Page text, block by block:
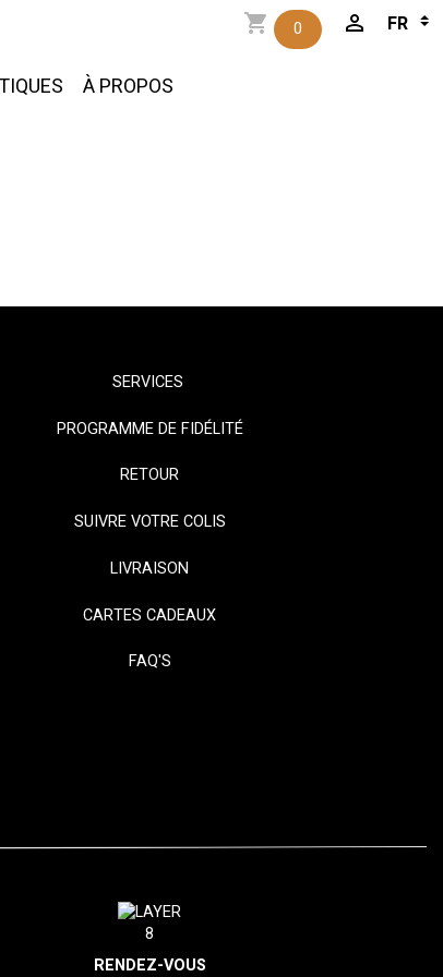
À PROPOS
0
SERVICES
PROGRAMME DE FIDÉLITÉ
RETOUR
SUIVRE VOTRE COLIS
LIVRAISON
CARTES CADEAUX
FAQ'S
RENDEZ-VOUS